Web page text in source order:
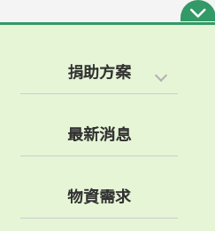
捐助方案
最新消息
物資需求